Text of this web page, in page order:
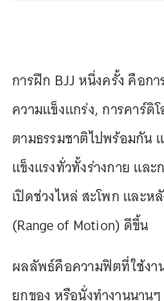
การฝึก BJJ หนึ่งครั้ง คือก
ความแข็งแกร่ง, การคาร์ดิ
ตามธรรมชาติไปพร้อมกัน
แข็งแรงทั่วทั้งร่างกาย แล
เปิดช่วงไหล่ สะโพก และห
(Range of Motion) ดีขึ้น
ผลลัพธ์คือความฟิตที่ใช้งา
ยกของ หรือนั่งทำงานนาน